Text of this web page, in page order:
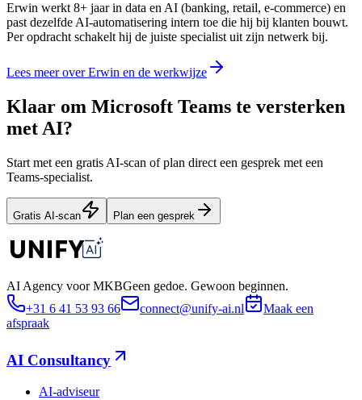
Erwin werkt 8+ jaar in data en AI (banking, retail, e-commerce) en
past dezelfde AI-automatisering intern toe die hij bij klanten bouwt.
Per opdracht schakelt hij de juiste specialist uit zijn netwerk bij.
Lees meer over Erwin en de werkwijze
Klaar om Microsoft Teams te versterken
met AI?
Start met een gratis AI-scan of plan direct een gesprek met een
Teams-specialist.
Gratis AI-scan Plan een gesprek
AI Agency voor MKBGeen gedoe. Gewoon beginnen.
+31 6 41 53 93 66
connect@unify-ai.nl
Maak een
afspraak
AI Consultancy
AI-adviseur